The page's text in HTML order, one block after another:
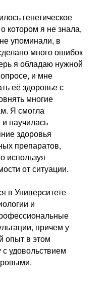
генетическое
котором я не знала,
упоминали, в
много ошибок
я обладаю нужной
и мне
её здоровье с
многие
Я смогла
и научилась
здоровья
препаратов,
используя
от ситуации.
в Университете
и
причем у
опыт в этом
удовольствием